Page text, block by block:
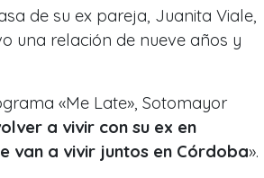
de su ex pareja, Juanita Viale,
una relación de nueve años y
«Me Late», Sotomayor
a vivir con su ex en
van a vivir juntos en Córdoba».